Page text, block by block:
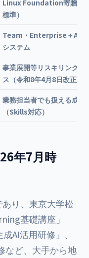
Linux Foundation寄贈済
標準）
Team・Enterprise＋
システム
事業展開等リスキリング支
ス（令和8年4月8日改正版
業務担当者でも扱える成熟
（Skills対応）
年7月時
り、東京大学松
基礎講座」
AI活用研修」、
など、大手から地